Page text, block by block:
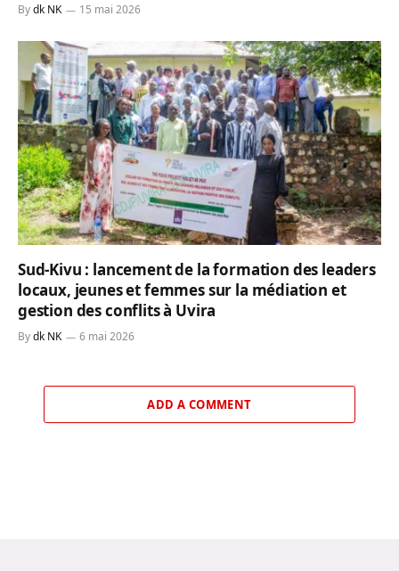
Bydk NK 15 mai 2026
Sud-Kivu : lancement de la formation des leaders
locaux, jeunes et femmes sur la médiation et
gestion des conflits à Uvira
Bydk NK 6 mai 2026
ADD A COMMENT